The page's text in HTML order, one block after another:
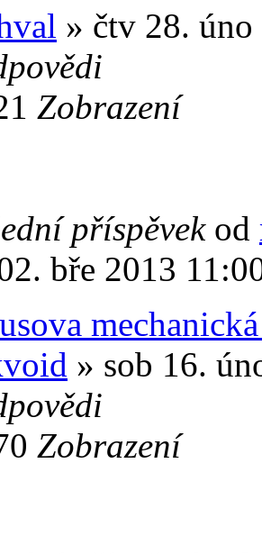
» čtv 28.
Zobrazení
příspěvek od
bře 2013
» sob 16.
Zobrazení